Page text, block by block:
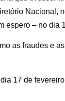
Nacional,
espero – no dia
as fraudes e
17 de